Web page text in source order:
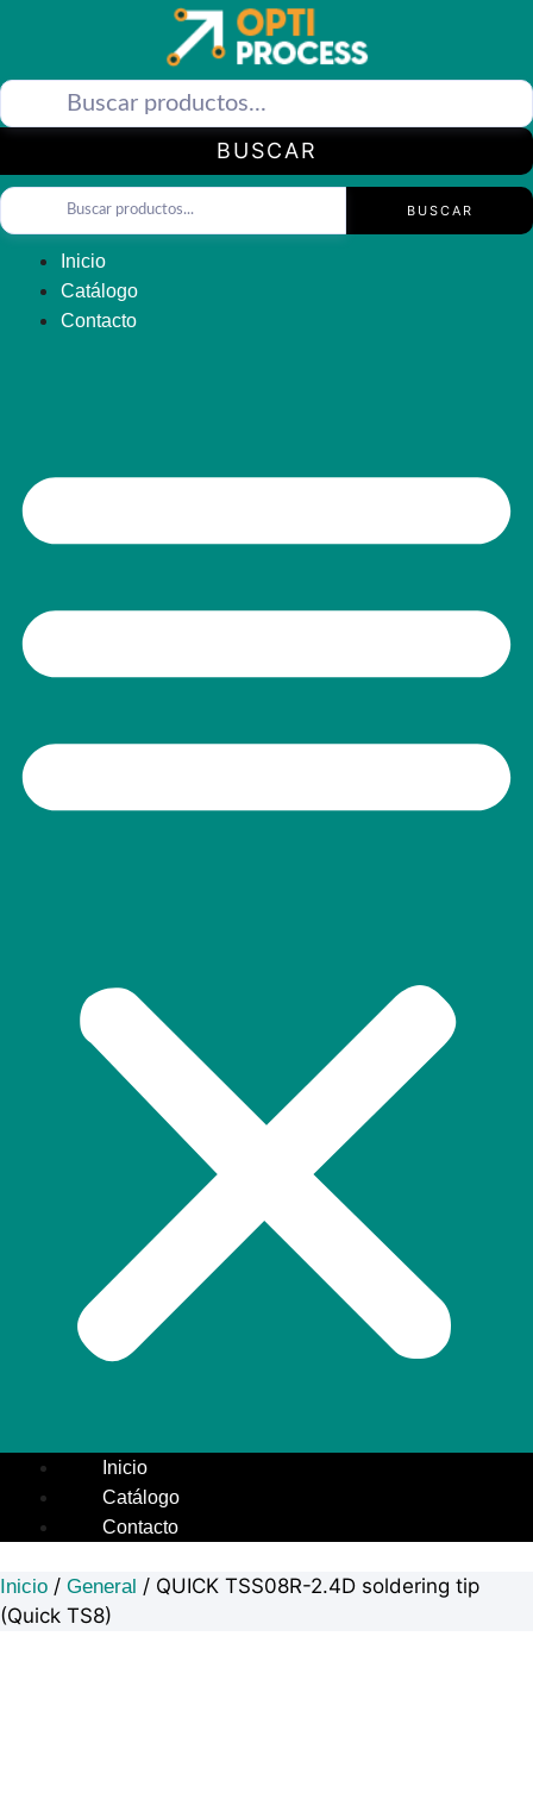
BUSCAR
BUSCAR
Inicio
Catálogo
Contacto
Inicio
Catálogo
Contacto
Inicio / General / QUICK TSS08R-2.4D soldering tip
(Quick TS8)